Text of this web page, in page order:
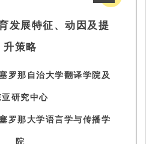
发展特征、动因及提
升策略
罗那自治大学翻译学院及
亚研究中心
罗那大学语言学与传播学
院